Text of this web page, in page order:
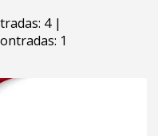
4 |
1